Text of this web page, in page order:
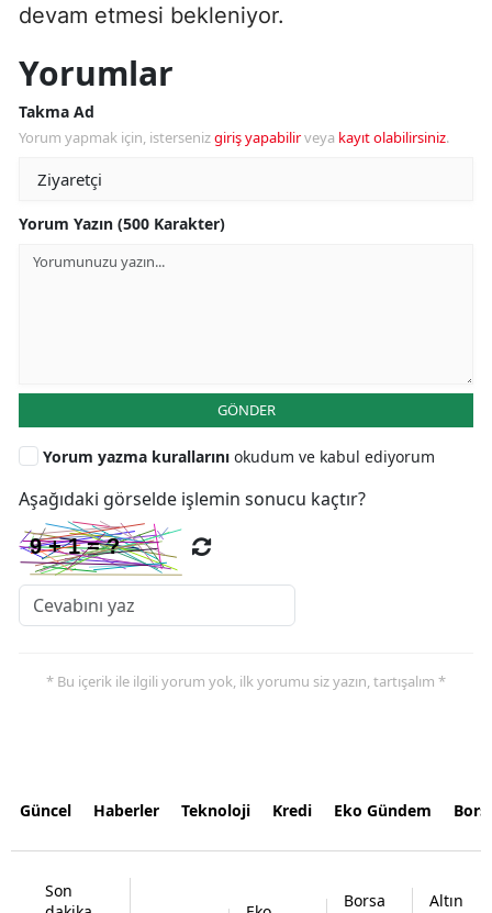
devam etmesi bekleniyor.
Yorumlar
Takma Ad
Yorum yapmak için, istersenizgiriş yapabilirveya kayıt olabilirsiniz.
Yorum Yazın (500 Karakter)
GÖNDER
Yorum yazma kurallarını okudum ve kabul ediyorum
Aşağıdaki görselde işlemin sonucu kaçtır?
* Bu içerik ile ilgili yorum yok, ilk yorumu siz yazın, tartışalım *
Güncel Haberler Teknoloji Kredi Eko Gündem
Son
Borsa
Altın